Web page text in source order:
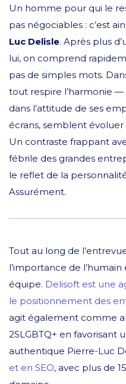
Un homme pour qui le
pas négociables : c’est
Luc Delisle. Après plus
lui, on comprend
pas de simples mots.
tout respire l’harmonie
dans l’attitude de ses
écrans, semblent
Un contraste frappant
fébrile des grandes
le reflet de la
Assurément.
Tout au long de
l’importance de
équipe. Delisoft est une
le positionnement des
agit également comme
2SLGBTQ+ en favorisant
authentique Pierre-Luc
et en SEO, avec plus de